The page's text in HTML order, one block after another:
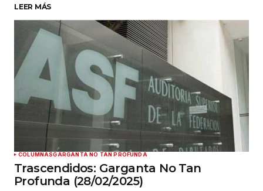
LEER MÁS
COLUMNASGARGANTA NO TAN PROFUNDA
Trascendidos: Garganta No Tan
Profunda (28/02/2025)